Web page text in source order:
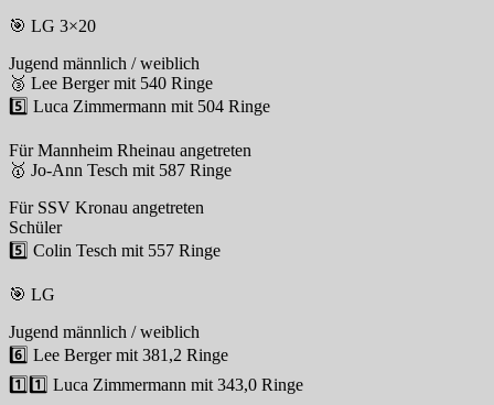
🎯 LG 3×20
Jugend männlich / weiblich
🥉 Lee Berger mit 540 Ringe
5️⃣ Luca Zimmermann mit 504 Ringe
Für Mannheim Rheinau angetreten
🥇 Jo-Ann Tesch mit 587 Ringe
Für SSV Kronau angetreten
Schüler
5️⃣ Colin Tesch mit 557 Ringe
🎯 LG
Jugend männlich / weiblich
6️⃣ Lee Berger mit 381,2 Ringe
1️⃣1️⃣ Luca Zimmermann mit 343,0 Ringe